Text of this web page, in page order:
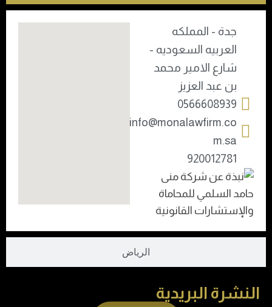
الرياض
جدة - المملكه
العربيه السعوديه -
شارع الامير محمد
بن عبد العزيز
0566608939
info@monalawfirm.co
m.sa
920012781
النشرة البريدية